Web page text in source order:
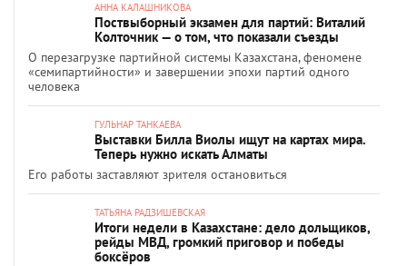
АННА КАЛАШНИКОВА
Поствыборный экзамен для партий: Виталий
Колточник — о том, что показали съезды
О перезагрузке партийной системы Казахстана, феномене
«семипартийности» и завершении эпохи партий одного
человека
ГУЛЬНАР ТАНКАЕВА
Выставки Билла Виолы ищут на картах мира.
Теперь нужно искать Алматы
Его работы заставляют зрителя остановиться
ТАТЬЯНА РАДЗИШЕВСКАЯ
Итоги недели в Казахстане: дело дольщиков,
рейды МВД, громкий приговор и победы
боксёров